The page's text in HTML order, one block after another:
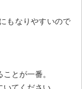
もなりやすいので
とが一番。